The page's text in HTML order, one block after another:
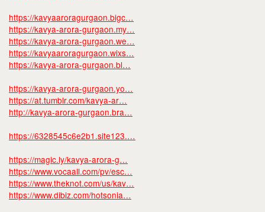
https://kavyaaroragurgaon.bigc…
https://kavya-arora-gurgaon.my…
https://kavya-arora-gurgaon.we…
https://kavyaaroragurgaon.wixs…
https://kavya-arora-gurgaon.bl…
https://kavya-arora-gurgaon.yo…
https://at.tumblr.com/kavya-ar…
http://kavya-arora-gurgaon.bra…
https://6328545c6e2b1.site123.…
https://magic.ly/kavya-arora-g…
https://www.vocaall.com/pv/esc…
https://www.theknot.com/us/kav…
https://www.dibiz.com/hotsonia…